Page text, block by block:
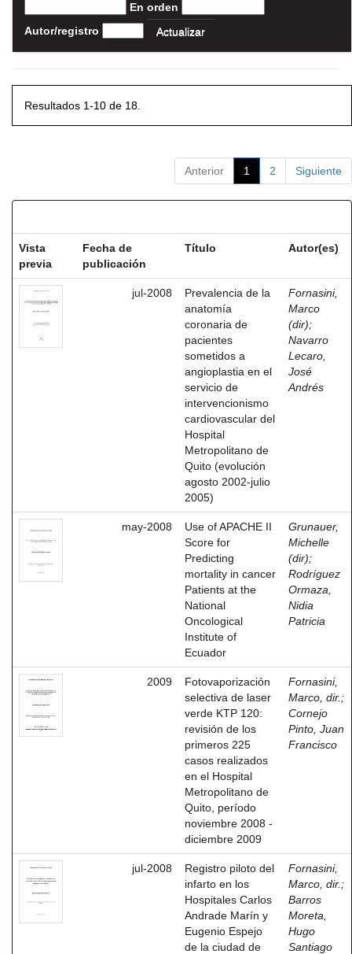
En orden
Autor/registro
Resultados 1-10 de 18.
Anterior 1 2 Siguiente
Vista
previa
Fecha de
publicación
Título Autor(es)
jul-2008
Prevalencia de la
anatomía
coronaria de
pacientes
sometidos a
angioplastia en el
servicio de
intervencionismo
cardiovascular del
Hospital
Metropolitano de
Quito (evolución
agosto 2002-julio
2005)
Fornasini,
Marco
(dir);
Navarro
Lecaro,
José
Andrés
may-2008
Use of APACHE II
Score for
Predicting
mortality in cancer
Patients at the
National
Oncological
Institute of
Ecuador
Grunauer,
Michelle
(dir);
Rodríguez
Ormaza,
Nidia
Patricia
2009
Fotovaporización
selectiva de laser
verde KTP 120:
revisión de los
primeros 225
casos realizados
en el Hospital
Metropolitano de
Quito, período
noviembre 2008 -
diciembre 2009
Fornasini,
Marco, dir. ;
Cornejo
Pinto, Juan
Francisco
jul-2008
Registro piloto del
infarto en los
Hospitales Carlos
Andrade Marín y
Eugenio Espejo
de la ciudad de
Fornasini,
Marco, dir. ;
Barros
Moreta,
Hugo
Santiago